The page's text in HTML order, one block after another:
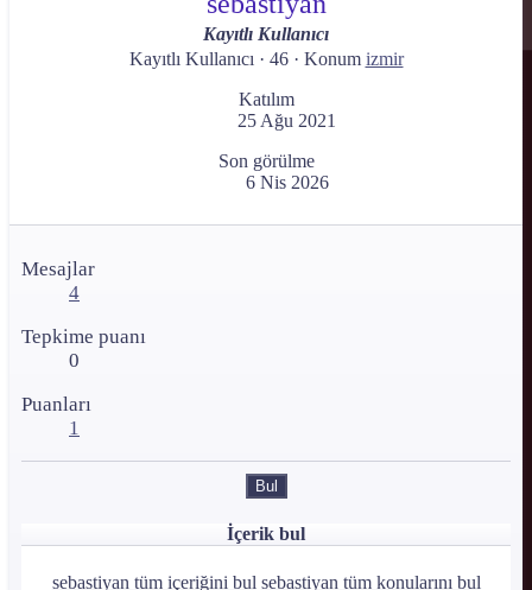
Kayıtlı Kullanıcı
Kayıtlı Kullanıcı · 46 · Konum izmir
Katılım
25 Ağu 2021
Son görülme
6 Nis 2026
Mesajlar
4
Tepkime puanı
0
Puanları
1
Bul
İçerik bul
sebastiyan tüm içeriğini bul sebastiyan tüm konularını bul